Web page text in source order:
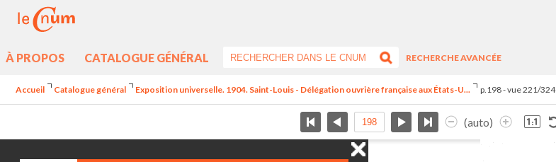
À PROPOS CATALOGUE GÉNÉRAL
RECHERCHE AVANCÉE
Accueil Catalogue général Exposition universelle. 1904. Saint-Louis - Délégation ouvrière française aux États-U... p.198 - vue 221/324
(auto)